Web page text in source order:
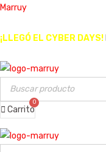
Marruy
¡LLEGÓ EL CYBER DAYS!
Carrito